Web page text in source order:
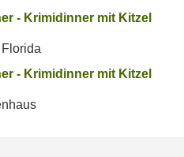
- Krimidinner mit Kitzel
- Krimidinner mit Kitzel